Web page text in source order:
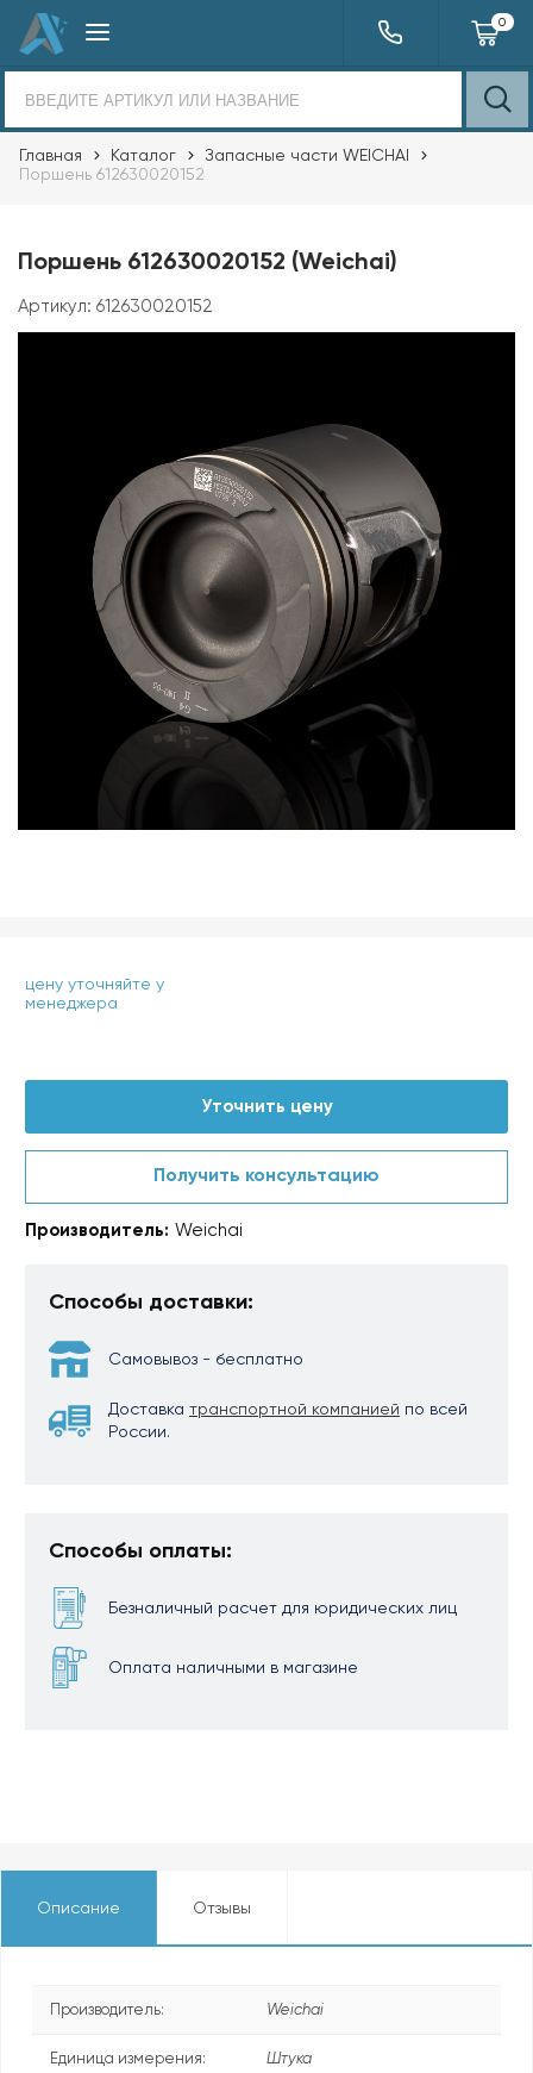
0
Главная Каталог
Запасные части WEICHAI
Поршень 612630020152
Поршень 612630020152 (Weichai)
Артикул: 612630020152
цену уточняйте у
менеджера
Уточнить цену
Получить консультацию
Производитель: Weichai
Способы доставки:
Самовывоз - бесплатно
Доставка транспортной компанией по всей
России.
Способы оплаты:
Безналичный расчет для юридических лиц
Оплата наличными в магазине
Описание Отзывы
Производитель: Weichai
Единица измерения: Штука